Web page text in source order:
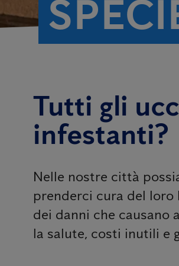
Tutti gli
infestanti?
Nelle nostre città
prenderci cura del
dei danni che causano
la salute, costi inutili e